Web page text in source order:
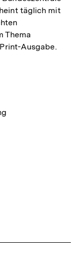
täglich mit
Thema
Ausgabe.